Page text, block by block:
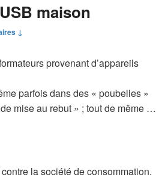
maison
↓
provenant d’appareils
parfois dans des « poubelles »
mise au rebut » ; tout de même …
la société de consommation.